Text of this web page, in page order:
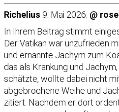
Richelius 9. Mai 2026: @
In Ihrem Beitrag stimmt
Der Vatikan war unzufrieden
und ernannte Jachym zum
das als Kränkung und
schätzte, wollte dabei nicht
abgebrochene Weihe und
zitiert. Nachdem er dort